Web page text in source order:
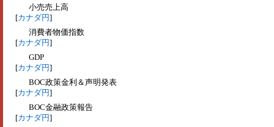
小売売上高
[カナダ円]
消費者物価指数
[カナダ円]
GDP
[カナダ円]
BOC政策金利＆声明発表
[カナダ円]
BOC金融政策報告
[カナダ円]